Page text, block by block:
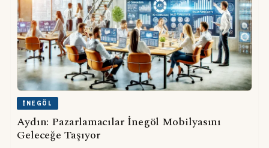
İNEGÖL
Aydın: Pazarlamacılar İnegöl Mobilyasını
Geleceğe Taşıyor